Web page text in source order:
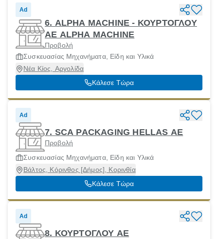
Ad
6. ALPHA MACHINE - ΚΟΥΡΤΟΓΛΟΥ
ΑΕ ALPHA MACHINE
Προβολή
Συσκευασίας Μηχανήματα, Είδη και Υλικά
Νέα Κίος, Αργολίδα
Κάλεσε Τώρα
Ad
7. SCA PACKAGING HELLAS ΑΕ
Προβολή
Συσκευασίας Μηχανήματα, Είδη και Υλικά
Βάλτος, Κόρινθος [Δήμος], Κορινθία
Κάλεσε Τώρα
Ad
8. ΚΟΥΡΤΟΓΛΟΥ ΑΕ